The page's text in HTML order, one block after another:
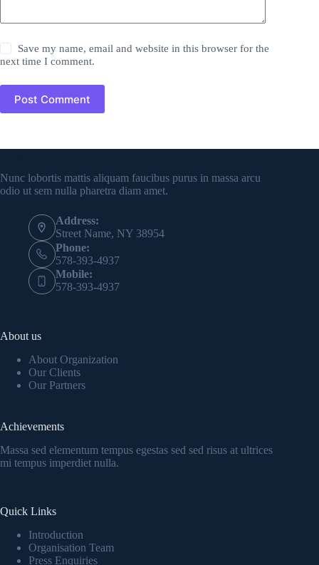
Save my name, email and website in this browser for the
next time I comment.
Post Comment
Nunc lobortis mattis aliquam faucibus purus in massa arcu
odio ut sem nulla pharetra diam amet.
Address:
Street Name, NY 38954
Phone:
578-393-4937
Mobile:
578-393-4937
About us
About Organization
Our Clients
Our Partners
Achievements
Massa sed elementum tempus egestas sed sed risus at ultrices
mi tempus imperdiet nulla.
Quick Links
Introduction
Organisation Team
Press Enquiries